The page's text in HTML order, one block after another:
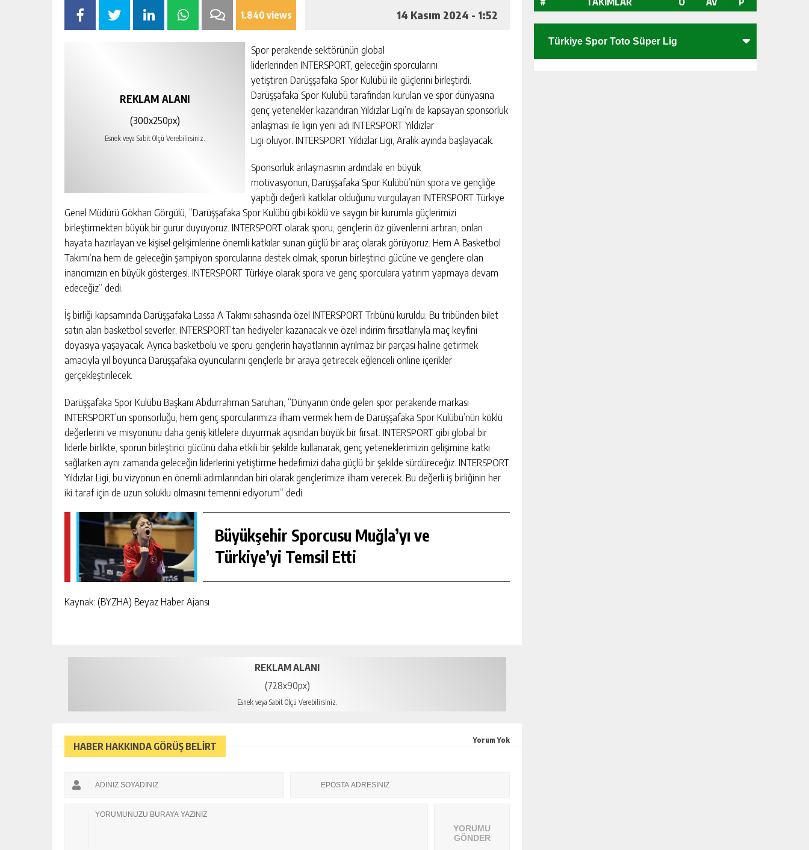
1.840 views 14 Kasım 2024 - 1:52
REKLAM ALANI
(300x250px)
Esnek veya Sabit Ölçü Verebilirsiniz.
Spor perakende sektörünün global
liderlerinden INTERSPORT, geleceğin sporcularını
yetiştiren Darüşşafaka Spor Kulübü ile güçlerini birleştirdi.
Darüşşafaka Spor Kulübü tarafından kurulan ve spor dünyasına
genç yetenekler kazandıran Yıldızlar Ligi’ni de kapsayan sponsorluk
anlaşması ile ligin yeni adı INTERSPORT Yıldızlar
Ligi oluyor. INTERSPORT Yıldızlar Ligi, Aralık ayında başlayacak.
Sponsorluk anlaşmasının ardındaki en büyük
motivasyonun, Darüşşafaka Spor Kulübü’nün spora ve gençliğe
yaptığı değerli katkılar olduğunu vurgulayan INTERSPORT Türkiye
Genel Müdürü Gökhan Görgülü, “Darüşşafaka Spor Kulübü gibi köklü ve saygın bir kurumla güçlerimizi
birleştirmekten büyük bir gurur duyuyoruz. INTERSPORT olarak sporu, gençlerin öz güvenlerini artıran, onları
hayata hazırlayan ve kişisel gelişimlerine önemli katkılar sunan güçlü bir araç olarak görüyoruz. Hem A Basketbol
Takımı’na hem de geleceğin şampiyon sporcularına destek olmak, sporun birleştirici gücüne ve gençlere olan
inancımızın en büyük göstergesi. INTERSPORT Türkiye olarak spora ve genç sporculara yatırım yapmaya devam
edeceğiz” dedi.
İş birliği kapsamında Darüşşafaka Lassa A Takımı sahasında özel INTERSPORT Tribünü kuruldu. Bu tribünden bilet
satın alan basketbol severler, INTERSPORT’tan hediyeler kazanacak ve özel indirim fırsatlarıyla maç keyfini
doyasıya yaşayacak. Ayrıca basketbolu ve sporu gençlerin hayatlarının ayrılmaz bir parçası haline getirmek
amacıyla yıl boyunca Darüşşafaka oyuncularını gençlerle bir araya getirecek eğlenceli online içerikler
gerçekleştirilecek.
Darüşşafaka Spor Kulübü Başkanı Abdurrahman Saruhan, “Dünyanın önde gelen spor perakende markası
INTERSPORT’un sponsorluğu, hem genç sporcularımıza ilham vermek hem de Darüşşafaka Spor Kulübü’nün köklü
değerlerini ve misyonunu daha geniş kitlelere duyurmak açısından büyük bir fırsat. INTERSPORT gibi global bir
liderle birlikte, sporun birleştirici gücünü daha etkili bir şekilde kullanarak, genç yeteneklerimizin gelişimine katkı
sağlarken aynı zamanda geleceğin liderlerini yetiştirme hedefimizi daha güçlü bir şekilde sürdüreceğiz. INTERSPORT
Yıldızlar Ligi, bu vizyonun en önemli adımlarından biri olarak gençlerimize ilham verecek. Bu değerli iş birliğinin her
iki taraf için de uzun soluklu olmasını temenni ediyorum” dedi.
Büyükşehir Sporcusu Muğla’yı ve
Türkiye’yi Temsil Etti
Kaynak: (BYZHA) Beyaz Haber Ajansı
REKLAM ALANI
(728x90px)
Esnek veya Sabit Ölçü Verebilirsiniz.
HABER HAKKINDA GÖRÜŞ BELİRT
Yorum Yok
YORUMU
GÖNDER